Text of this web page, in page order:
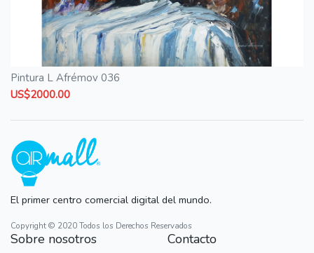
Pintura L Afrémov 036
US$2000.00
El primer centro comercial digital del mundo.
Copyright © 2020 Todos los Derechos Reservados
Sobre nosotros Contacto